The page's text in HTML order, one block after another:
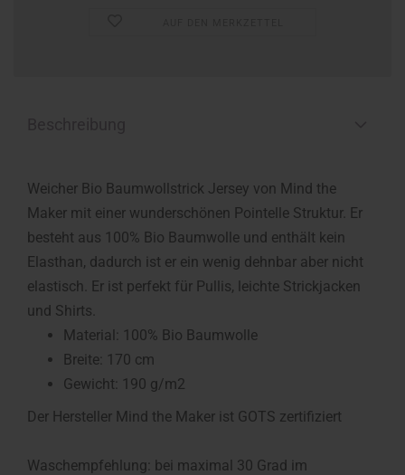
Weicher Bio Baumwollstrick Jersey von Mind the
Maker mit einer wunderschönen Pointelle Struktur. Er
besteht aus 100% Bio Baumwolle und enthält kein
Elasthan, dadurch ist er ein wenig dehnbar aber nicht
elastisch. Er ist perfekt für Pullis, leichte Strickjacken
und Shirts.
Material: 100% Bio Baumwolle
Breite: 170 cm
Gewicht: 190 g/m2
Der Hersteller Mind the Maker ist GOTS zertifiziert
Waschempfehlung: bei maximal 30 Grad im